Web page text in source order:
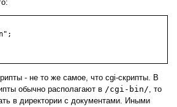
- не то же самое, что cgi-скрипты. В
обычно располагают в /cgi-bin/, то
в директории с документами. Иными